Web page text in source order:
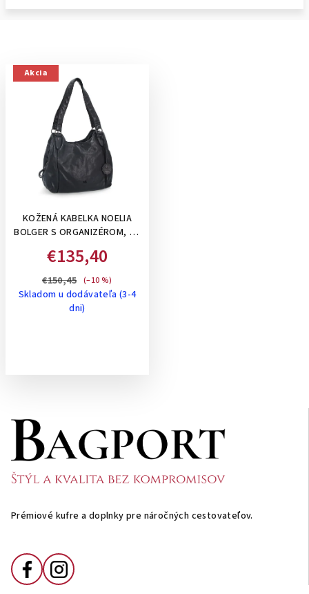
Akcia
KOŽENÁ KABELKA NOELIA
BOLGER S ORGANIZÉROM, NA
€135,40
€150,45 (–10 %)
Skladom u dodávateľa (3-4
dni)
Prémiové kufre a doplnky pre náročných cestovateľov.